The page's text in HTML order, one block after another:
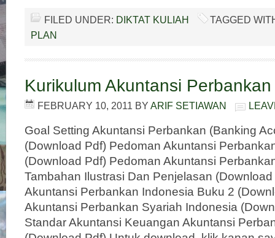
FILED UNDER: DIKTAT KULIAH
TAGGED
PLAN
Kurikulum Akuntansi
FEBRUARY 10, 2011 BY ARIF SETIAWAN
Goal Setting Akuntansi Perbankan (Banking
(Download Pdf) Pedoman Akuntansi
(Download Pdf) Pedoman Akuntansi
Tambahan Ilustrasi Dan Penjelasan
Akuntansi Perbankan Indonesia Buku 2
Akuntansi Perbankan Syariah Indonesia
Standar Akuntansi Keuangan Akuntansi